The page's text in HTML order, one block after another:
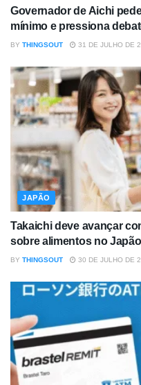
Governador de Aichi
mínimo e pressiona
BY THINGSOUT 31 DE JULHO DE
JAPÃO
Takaichi deve avançar
sobre alimentos no Japão
BY THINGSOUT 30 DE JULHO DE